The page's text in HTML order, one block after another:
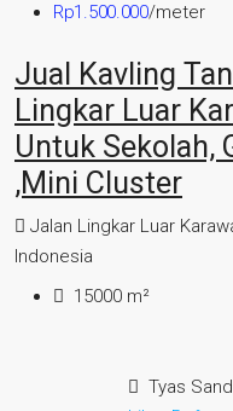
Rp1.500.000/meter
Jual Kavling
Lingkar Luar
Untuk Sekolah,
,Mini Cluster
Jalan Lingkar Luar
Indonesia
15000 m²
Tyas